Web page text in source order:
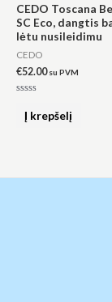
CEDO Toscana
SC Eco, dangtis
lėtu nusileidimu
CEDO
€52.00 su PVM
Į krepšelį